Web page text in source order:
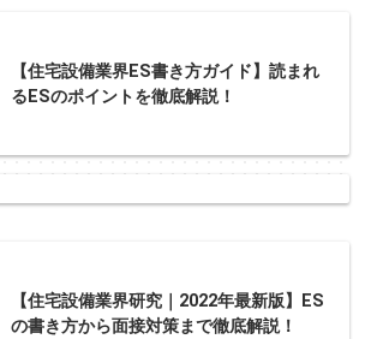
【住宅設備業界ES書き方ガイド】読まれ
るESのポイントを徹底解説！
【住宅設備業界研究｜2022年最新版】ES
の書き方から面接対策まで徹底解説！